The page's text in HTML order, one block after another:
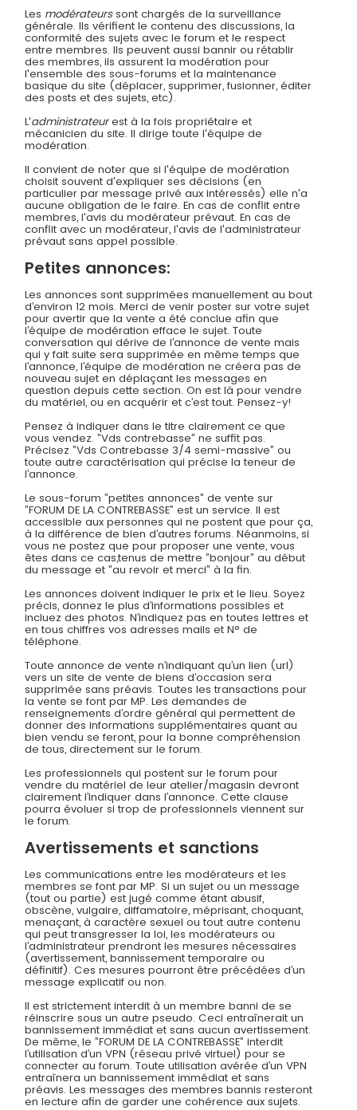
Les modérateurssont chargés de la surveillance
générale. Ils vérifient le contenu des discussions, la
conformité des sujets avec le forum et le respect
entre membres. Ils peuvent aussi bannir ou rétablir
des membres, ils assurent la modération pour
l'ensemble des sous-forums et la maintenance
basique du site (déplacer, supprimer, fusionner, éditer
des posts et des sujets, etc).
L'administrateurest à la fois propriétaire et
mécanicien du site. Il dirige toute l'équipe de
modération.
Il convient de noter que si l'équipe de modération
choisit souvent d'expliquer ses décisions (en
particulier par message privé aux intéressés) elle n'a
aucune obligation de le faire. En cas de conflit entre
membres, l'avis du modérateur prévaut. En cas de
conflit avec un modérateur, l'avis de l'administrateur
prévaut sans appel possible.
Petites annonces:
Les annonces sont supprimées manuellement au bout
d’environ 12 mois. Merci de venir poster sur votre sujet
pour avertir que la vente a été conclue afin que
l’équipe de modération efface le sujet. Toute
conversation qui dérive de l’annonce de vente mais
qui y fait suite sera supprimée en même temps que
l’annonce, l’équipe de modération ne créera pas de
nouveau sujet en déplaçant les messages en
question depuis cette section. On est là pour vendre
du matériel, ou en acquérir et c’est tout. Pensez-y!
Pensez à indiquer dans le titre clairement ce que
vous vendez. ”Vds contrebasse” ne suffit pas.
Précisez ”Vds Contrebasse 3/4 semi-massive” ou
toute autre caractérisation qui précise la teneur de
l’annonce.
Le sous-forum ”petites annonces” de vente sur
”FORUM DE LA CONTREBASSE” est un service. Il est
accessible aux personnes qui ne postent que pour ça,
à la différence de bien d’autres forums. Néanmoins, si
vous ne postez que pour proposer une vente, vous
êtes dans ce cas,tenus de mettre ”bonjour” au début
du message et ”au revoir et merci” à la fin.
Les annonces doivent indiquer le prix et le lieu. Soyez
précis, donnez le plus d’informations possibles et
incluez des photos. N’indiquez pas en toutes lettres et
en tous chiffres vos adresses mails et N° de
téléphone.
Toute annonce de vente n’indiquant qu’un lien (url)
vers un site de vente de biens d’occasion sera
supprimée sans préavis. Toutes les transactions pour
la vente se font par MP. Les demandes de
renseignements d’ordre général qui permettent de
donner des informations supplémentaires quant au
bien vendu se feront, pour la bonne compréhension
de tous, directement sur le forum.
Les professionnels qui postent sur le forum pour
vendre du matériel de leur atelier/magasin devront
clairement l’indiquer dans l’annonce. Cette clause
pourra évoluer si trop de professionnels viennent sur
le forum.
Avertissements et sanctions
Les communications entre les modérateurs et les
membres se font par MP. Si un sujet ou un message
(tout ou partie) est jugé comme étant abusif,
obscène, vulgaire, diffamatoire, méprisant, choquant,
menaçant, à caractère sexuel ou tout autre contenu
qui peut transgresser la loi, les modérateurs ou
l’administrateur prendront les mesures nécessaires
(avertissement, bannissement temporaire ou
définitif). Ces mesures pourront être précédées d’un
message explicatif ou non.
Il est strictement interdit à un membre banni de se
réinscrire sous un autre pseudo. Ceci entraînerait un
bannissement immédiat et sans aucun avertissement.
De même, le ”FORUM DE LA CONTREBASSE” interdit
l’utilisation d’un VPN (réseau privé virtuel) pour se
connecter au forum. Toute utilisation avérée d’un VPN
entraînera un bannissement immédiat et sans
préavis. Les messages des membres bannis resteront
en lecture afin de garder une cohérence aux sujets.